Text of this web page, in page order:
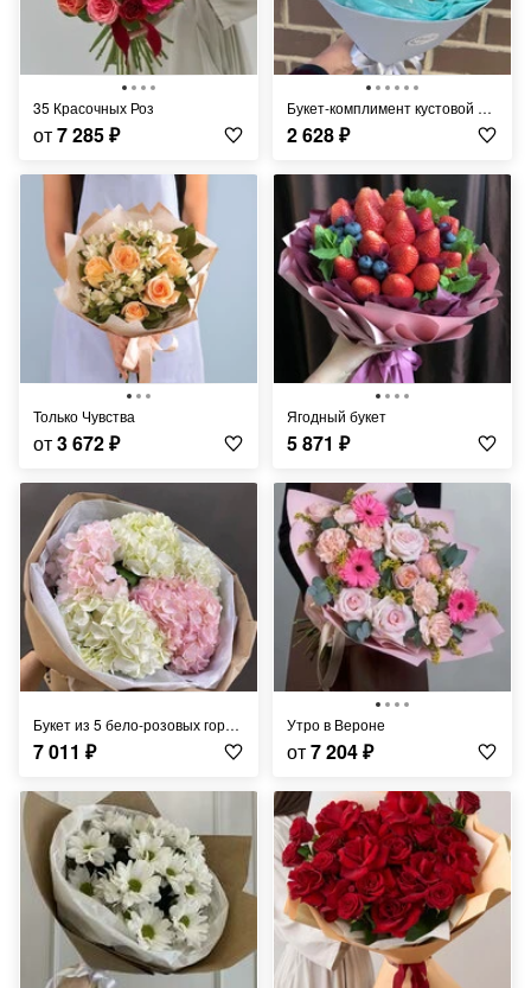
35 Красочных Роз
от7 285₽
Букет-комплимент кустовой хризантемы х5
2 628₽
Только Чувства
от3 672₽
Ягодный букет
5 871 ₽
Букет из 5 бело-розовых гортензий
7 011 ₽
Утро в Вероне
от7 204₽